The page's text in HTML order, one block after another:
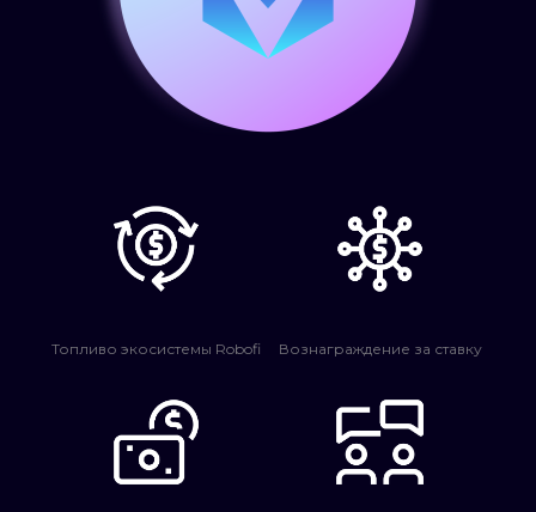
Топливо экосистемы Robofi Вознаграждение за ставку